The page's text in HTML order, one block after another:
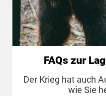
FAQs zur
Der Krieg hat auch
wie Sie